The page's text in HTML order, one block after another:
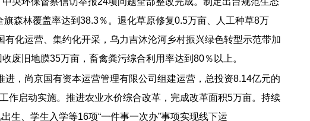
森林覆盖率达到38.3％。退化草原修复0.5万亩、人工种草8万
化运营、集约化开采，乌力吉沐沦河乡村振兴绿色转型示范带加
废旧地膜35万亩，畜禽粪污综合利用率达到80％以上。
，尚京国有资本运营管理有限公司组建运营，总投资8.14亿元的
作启动实施。推进农业水价综合改革，完成改革面积5万亩。持续
生、学生入学等16项“一件事一次办”事项实现线下运